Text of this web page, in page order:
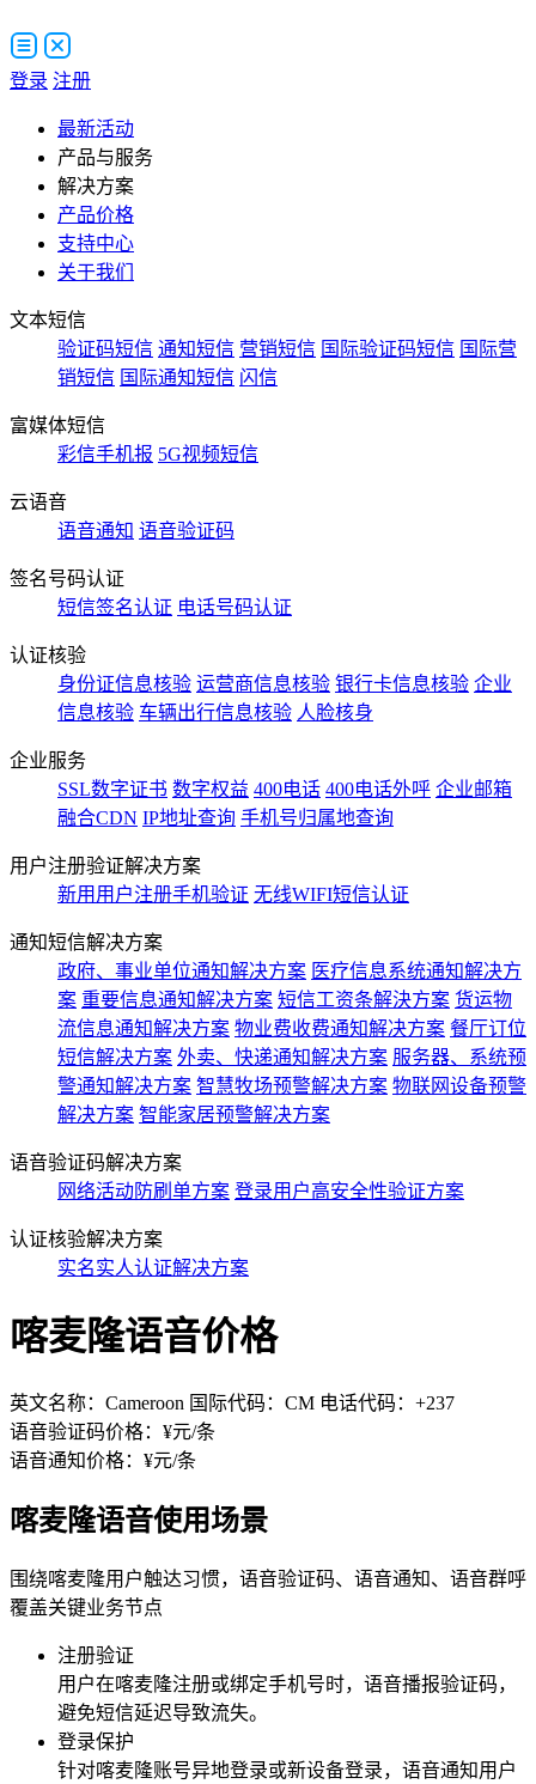
登录 注册
最新活动
产品与服务
解决方案
产品价格
支持中心
关于我们
文本短信
验证码短信 通知短信 营销短信 国际验证码短信 国际营
销短信 国际通知短信 闪信
富媒体短信
彩信手机报 5G视频短信
云语音
语音通知 语音验证码
签名号码认证
短信签名认证 电话号码认证
认证核验
身份证信息核验 运营商信息核验 银行卡信息核验 企业
信息核验 车辆出行信息核验 人脸核身
企业服务
SSL数字证书 数字权益 400电话 400电话外呼 企业邮箱
融合CDN IP地址查询 手机号归属地查询
用户注册验证解决方案
新用用户注册手机验证 无线WIFI短信认证
通知短信解决方案
政府、事业单位通知解决方案 医疗信息系统通知解决方
案 重要信息通知解决方案 短信工资条解決方案 货运物
流信息通知解决方案 物业费收费通知解决方案 餐厅订位
短信解决方案 外卖、快递通知解决方案 服务器、系统预
警通知解决方案 智慧牧场预警解决方案 物联网设备预警
解决方案 智能家居预警解决方案
语音验证码解决方案
网络活动防刷单方案 登录用户高安全性验证方案
认证核验解决方案
实名实人认证解决方案
喀麦隆语音价格
英文名称：Cameroon 国际代码：CM 电话代码：+237
语音验证码价格：¥元/条
语音通知价格：¥元/条
喀麦隆语音使用场景
围绕喀麦隆用户触达习惯，语音验证码、语音通知、语音群呼
覆盖关键业务节点
注册验证
用户在喀麦隆注册或绑定手机号时，语音播报验证码，
避免短信延迟导致流失。
登录保护
针对喀麦隆账号异地登录或新设备登录，语音通知用户